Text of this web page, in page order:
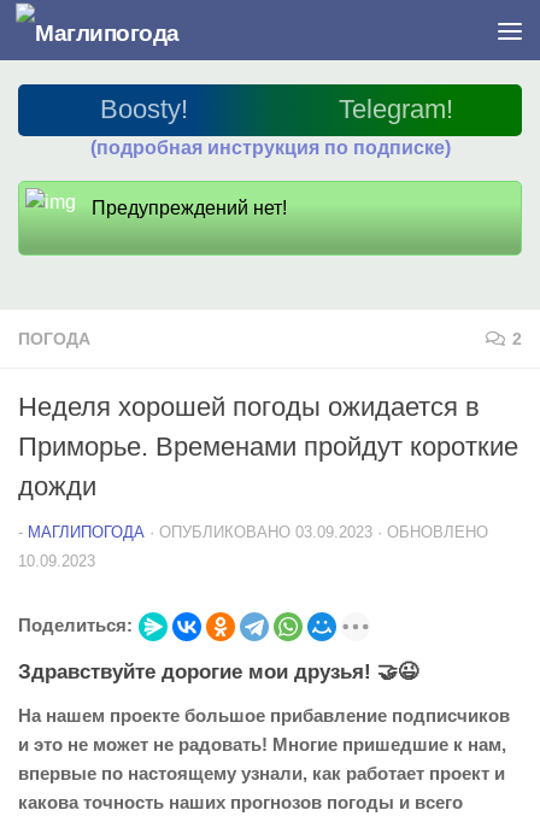
Перейти к содержимому
Boosty! Telegram!
(подробная инструкция по подписке)
Предупреждений нет!
ПОГОДА 2
Неделя хорошей погоды ожидается в
Приморье. Временами пройдут короткие
дожди
- МАГЛИПОГОДА · ОПУБЛИКОВАНО 03.09.2023 · ОБНОВЛЕНО
10.09.2023
Поделиться:
Здравствуйте дорогие мои друзья! 🤝😉
На нашем проекте большое прибавление подписчиков
и это не может не радовать! Многие пришедшие к нам,
впервые по настоящему узнали, как работает проект и
какова точность наших прогнозов погоды и всего